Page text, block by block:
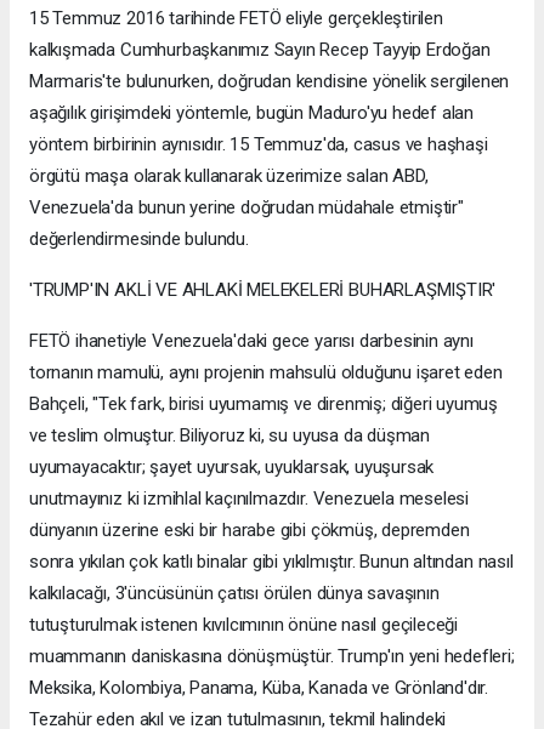
15 Temmuz 2016 tarihinde FETÖ eliyle gerçekleştirilen
kalkışmada Cumhurbaşkanımız Sayın Recep Tayyip Erdoğan
Marmaris'te bulunurken, doğrudan kendisine yönelik sergilenen
aşağılık girişimdeki yöntemle, bugün Maduro'yu hedef alan
yöntem birbirinin aynısıdır. 15 Temmuz'da, casus ve haşhaşi
örgütü maşa olarak kullanarak üzerimize salan ABD,
Venezuela'da bunun yerine doğrudan müdahale etmiştir"
değerlendirmesinde bulundu.
'TRUMP'IN AKLİ VE AHLAKİ MELEKELERİ BUHARLAŞMIŞTIR'
FETÖ ihanetiyle Venezuela'daki gece yarısı darbesinin aynı
tornanın mamulü, aynı projenin mahsulü olduğunu işaret eden
Bahçeli, "Tek fark, birisi uyumamış ve direnmiş; diğeri uyumuş
ve teslim olmuştur. Biliyoruz ki, su uyusa da düşman
uyumayacaktır; şayet uyursak, uyuklarsak, uyuşursak
unutmayınız ki izmihlal kaçınılmazdır. Venezuela meselesi
dünyanın üzerine eski bir harabe gibi çökmüş, depremden
sonra yıkılan çok katlı binalar gibi yıkılmıştır. Bunun altından nasıl
kalkılacağı, 3'üncüsünün çatısı örülen dünya savaşının
tutuşturulmak istenen kıvılcımının önüne nasıl geçileceği
muammanın daniskasına dönüşmüştür. Trump'ın yeni hedefleri;
Meksika, Kolombiya, Panama, Küba, Kanada ve Grönland'dır.
Tezahür eden akıl ve izan tutulmasının, tekmil halindeki